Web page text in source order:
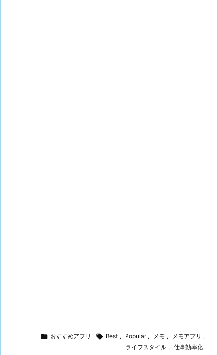
 おすすめアプリ  Best , Popular , メモ , メモアプリ ,
ライフスタイル , 仕事効率化